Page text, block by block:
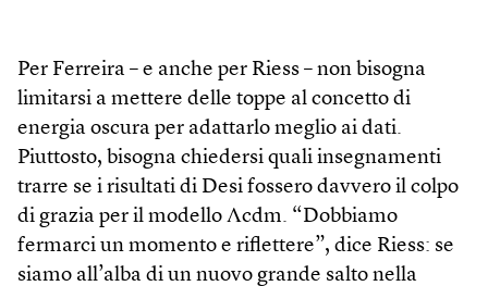
Per Ferreira – e anche per Riess – non bisogna
limitarsi a mettere delle toppe al concetto di
energia oscura per adattarlo meglio ai dati.
Piuttosto, bisogna chiedersi quali insegnamenti
trarre se i risultati di Desi fossero davvero il colpo
di grazia per il modello Λcdm. “Dobbiamo
fermarci un momento e riflettere”, dice Riess: se
siamo all’alba di un nuovo grande salto nella